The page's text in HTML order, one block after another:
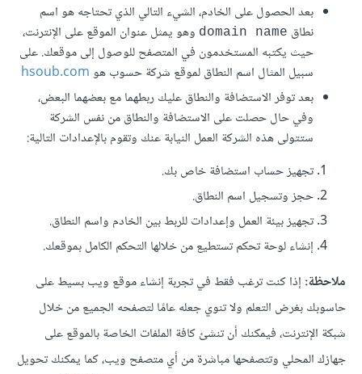
بعد الحصول على الخادم، الشيء التالي الذي تحتاجه هو اسم
نطاق domain name وهو يمثل عنوان الموقع على الإنترنت،
حيث يكتبه المستخدمون في المتصفح للوصول إلى موقعك. على
سبيل المثال اسم النطاق لموقع شركة حسوب هوhsoub.com
بعد توفر الاستضافة والنطاق عليك ربطهما مع بعضهما البعض،
وفي حال حصلت على الاستضافة والنطاق من نفس الشركة
ستتولى هذه الشركة العمل النيابة عنك وتقوم بالإعدادات التالية:
تجهيز حساب استضافة خاص بك.
حجز وتسجيل اسم النطاق.
تجهيز بيئة العمل وإعدادات للربط بين الخادم واسم النطاق.
إنشاء لوحة تحكم تستطيع من خلالها التحكم الكامل بموقعك.
ملاحظة: إذا كنت ترغب فقط في تجربة إنشاء موقع ويب بسيط على
حاسوبك بغرض التعلم ولا تنوي جعله عامًا لتصفحه الجميع من خلال
شبكة الإنترنت، فيمكنك أن تنشئ كافة الملفات الخاصة بالموقع على
جهازك المحلي وتتصفحها مباشرة من أي متصفح ويب، كما يمكنك تحويل